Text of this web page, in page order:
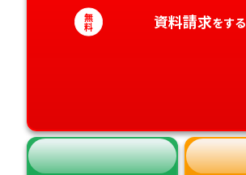
愛知県
香川県
宮崎県
無
料 資料請求をする